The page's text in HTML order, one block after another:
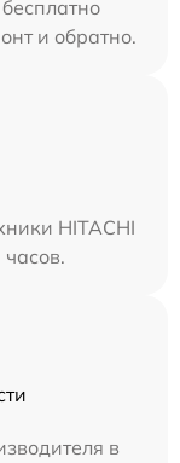
и обратно.
HITACHI
в